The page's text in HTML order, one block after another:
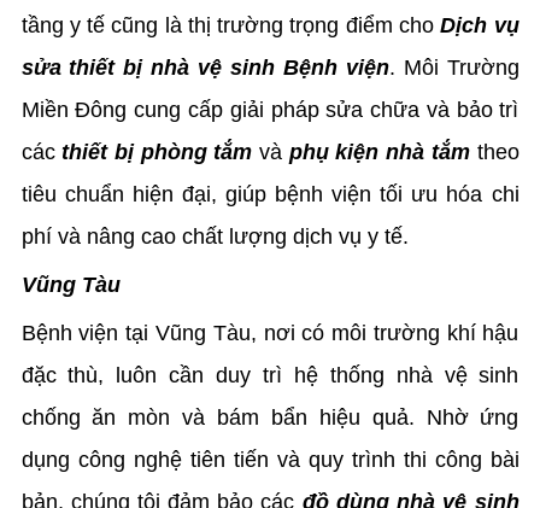
tầng y tế cũng là thị trường trọng điểm choDịch vụ
sửa thiết bị nhà vệ sinh Bệnh viện. Môi Trường
Miền Đông cung cấp giải pháp sửa chữa và bảo trì
cácthiết bị phòng tắm và phụ kiện nhà tắmtheo
tiêu chuẩn hiện đại, giúp bệnh viện tối ưu hóa chi
phí và nâng cao chất lượng dịch vụ y tế.
Vũng Tàu
Bệnh viện tại Vũng Tàu, nơi có môi trường khí hậu
đặc thù, luôn cần duy trì hệ thống nhà vệ sinh
chống ăn mòn và bám bẩn hiệu quả. Nhờ ứng
dụng công nghệ tiên tiến và quy trình thi công bài
bản, chúng tôi đảm bảo các đồ dùng nhà vệ sinh